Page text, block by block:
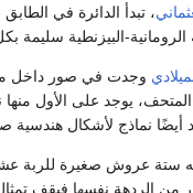
، تبدأ الدائرة في الطابق الأرضي
البيزنطية سليمة بكل
وجدت في صور داخل
يوجد على الأول منها
نماذج لأشكال هندسية
عروش صغيرة للربة
من الردهة نفسها فيقف